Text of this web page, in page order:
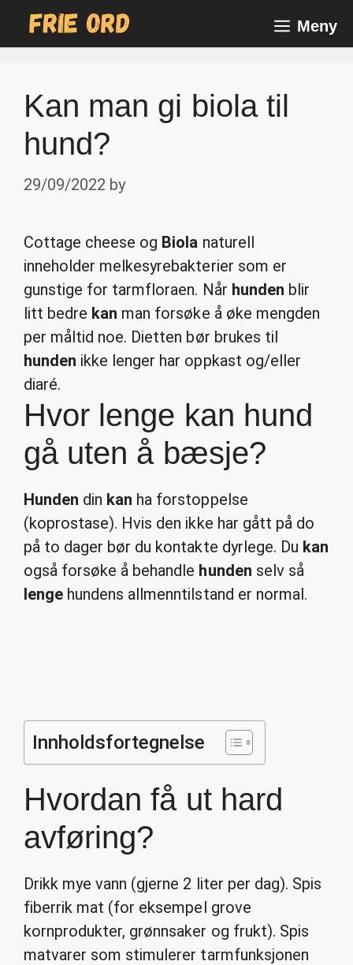
Meny
Kan man gi biola til
hund?
29/09/2022 by
Cottage cheese og Biola naturell
inneholder melkesyrebakterier som er
gunstige for tarmfloraen. Når hunden blir
litt bedre kan man forsøke å øke mengden
per måltid noe. Dietten bør brukes til
hunden ikke lenger har oppkast og/eller
diaré.
Hvor lenge kan hund
gå uten å bæsje?
Hunden din kan ha forstoppelse
(koprostase). Hvis den ikke har gått på do
på to dager bør du kontakte dyrlege. Du kan
også forsøke å behandle hunden selv så
lenge hundens allmenntilstand er normal.
Innholdsfortegnelse
Hvordan få ut hard
avføring?
Drikk mye vann (gjerne 2 liter per dag). Spis
fiberrik mat (for eksempel grove
kornprodukter, grønnsaker og frukt). Spis
matvarer som stimulerer tarmfunksjonen